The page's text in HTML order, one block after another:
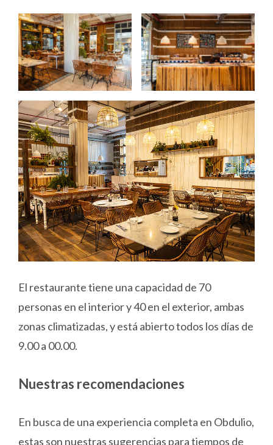
El restaurante tiene una capacidad de 70
personas en el interior y 40 en el exterior, ambas
zonas climatizadas, y está abierto todos los días de
9.00 a 00.00.
Nuestras recomendaciones
En busca de una experiencia completa en Obdulio,
estas son nuestras sugerencias para tiempos de